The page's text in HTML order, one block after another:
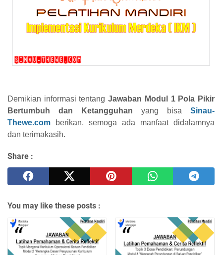
Demikian informasi tentangJawaban Modul 1 Pola Pikir
Bertumbuh dan Ketangguhan yang bisa Sinau-
Thewe.com berikan, semoga ada manfaat didalamnya
dan terimakasih.
Share :
You may like these posts :